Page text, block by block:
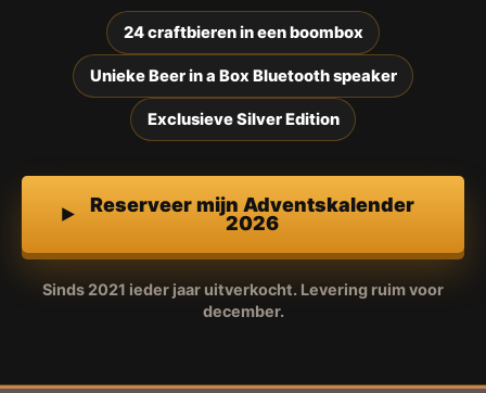
24 craftbieren in een boombox
Unieke Beer in a Box Bluetooth speaker
Exclusieve Silver Edition
Reserveer mijn Adventskalender
2026
Sinds 2021 ieder jaar uitverkocht. Levering ruim voor
december.